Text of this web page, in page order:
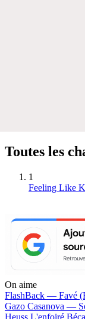
Toutes les
1
Feeling Like
On aime
FlashBack — Favé
Gazo Casanova —
Heuss L'enfoiré